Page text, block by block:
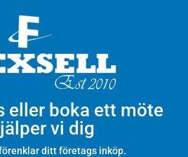
eller boka ett möte
vi dig
ditt företags inköp.